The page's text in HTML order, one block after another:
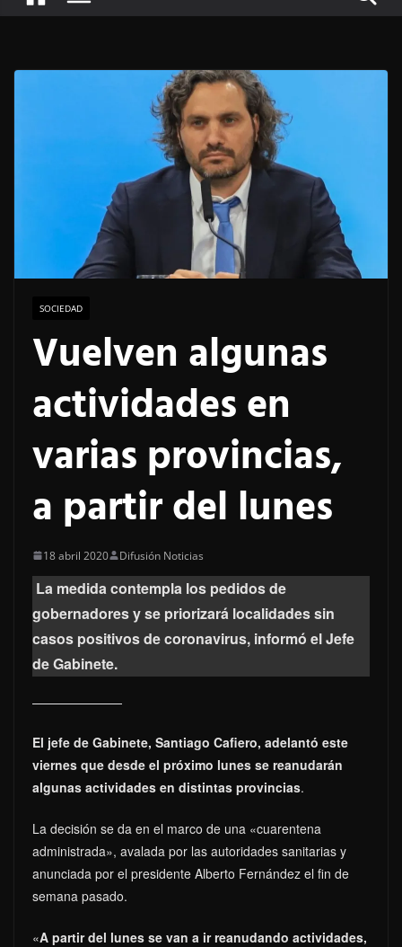
SOCIEDAD
Vuelven algunas
actividades en
varias provincias,
a partir del lunes
18 abril 2020 Difusión Noticias
La medida contempla los pedidos de
gobernadores y se priorizará localidades sin
casos positivos de coronavirus, informó el Jefe
de Gabinete.
El jefe de Gabinete, Santiago Cafiero, adelantó este
viernes que desde el próximo lunes se reanudarán
algunas actividades en distintas provincias.
La decisión se da en el marco de una «cuarentena
administrada», avalada por las autoridades sanitarias y
anunciada por el presidente Alberto Fernández el fin de
semana pasado.
«A partir del lunes se van a ir reanudando actividades,